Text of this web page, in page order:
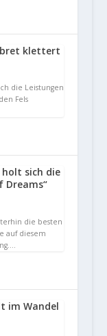
klettert
die Leistungen
Fels
holt sich die
Dreams“
die besten
auf diesem
im Wandel